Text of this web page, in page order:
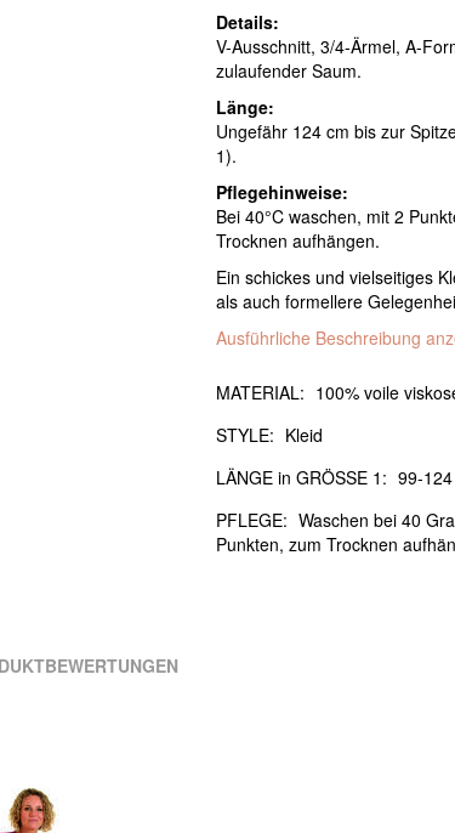
Details:
V-Ausschnitt, 3/4-Ärmel, A-
zulaufender Saum.
Länge:
Ungefähr 124 cm bis zur
1).
Pflegehinweise:
Bei 40°C waschen, mit 2
Trocknen aufhängen.
Ein schickes und vielseitiges
als auch formellere
Ausführliche Beschreibung
MATERIAL: 100% voile
STYLE: Kleid
LÄNGE in GRÖSSE 1: 99-
PFLEGE: Waschen bei 40
Punkten, zum Trocknen